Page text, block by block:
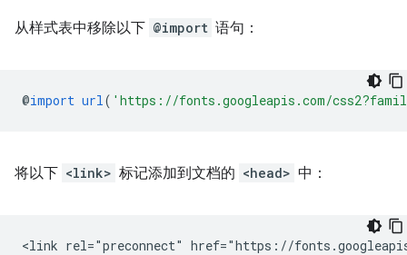
从样式表中移除以下 @import 语句：
@import url ( 'https://fonts.googleapis.com/
将以下 <link> 标记添加到文档的 <head> 中：
<link rel="preconnect" href="https://